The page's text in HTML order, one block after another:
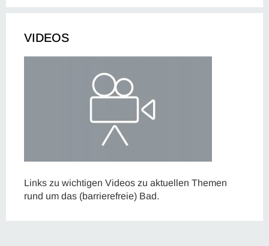
VIDEOS
Links zu wichtigen Videos zu aktuellen Themen
rund um das (barrierefreie) Bad.